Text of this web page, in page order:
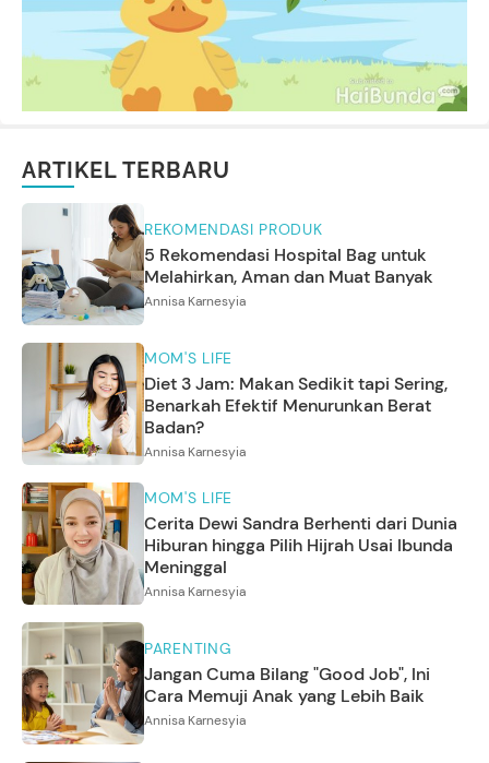
ARTIKEL TERBARU
REKOMENDASI PRODUK
5 Rekomendasi Hospital Bag untuk
Melahirkan, Aman dan Muat Banyak
Annisa Karnesyia
MOM'S LIFE
Diet 3 Jam: Makan Sedikit tapi Sering,
Benarkah Efektif Menurunkan Berat
Badan?
Annisa Karnesyia
MOM'S LIFE
Cerita Dewi Sandra Berhenti dari Dunia
Hiburan hingga Pilih Hijrah Usai Ibunda
Meninggal
Annisa Karnesyia
PARENTING
Jangan Cuma Bilang "Good Job", Ini
Cara Memuji Anak yang Lebih Baik
Annisa Karnesyia